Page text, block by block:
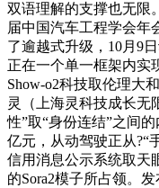
双语理解的支撑也无限
届中国汽车工程学会年
了逾越式升级，10月9
正在一个单一框架内实
Show-o2科技取伦理大
灵（上海灵科技成长无
性”取“身份连结”之间
亿元，从动驾驶正从?“
信用消息公示系统取天
的Sora2模子所占领。